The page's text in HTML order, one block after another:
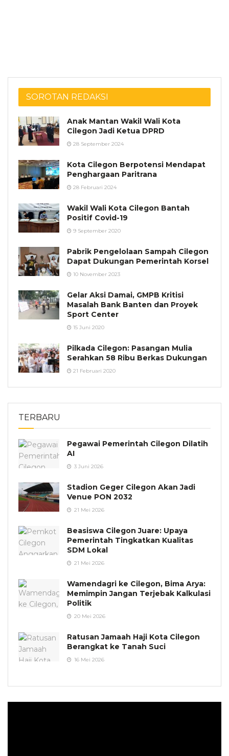
SOROTAN REDAKSI
Anak Mantan Wakil Wali Kota
Cilegon Jadi Ketua DPRD
28 September 2024
Kota Cilegon Berpotensi Mendapat
Penghargaan Paritrana
28 Februari 2024
Wakil Wali Kota Cilegon Bantah
Positif Covid-19
9 September 2020
Pabrik Pengelolaan Sampah Cilegon
Dapat Dukungan Pemerintah Korsel
10 November 2023
Gelar Aksi Damai, GMPB Kritisi
Masalah Bank Banten dan Proyek
Sport Center
15 Juni 2020
Pilkada Cilegon: Pasangan Mulia
Serahkan 58 Ribu Berkas Dukungan
21 Februari 2020
TERBARU
Pegawai Pemerintah Cilegon Dilatih
AI
3 Juni 2026
Stadion Geger Cilegon Akan Jadi
Venue PON 2032
21 Mei 2026
Beasiswa Cilegon Juare: Upaya
Pemerintah Tingkatkan Kualitas
SDM Lokal
21 Mei 2026
Wamendagri ke Cilegon, Bima Arya:
Memimpin Jangan Terjebak Kalkulasi
Politik
20 Mei 2026
Ratusan Jamaah Haji Kota Cilegon
Berangkat ke Tanah Suci
16 Mei 2026